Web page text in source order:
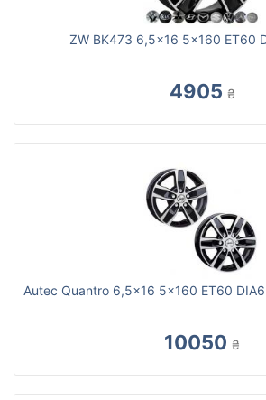
ZW BK473 6,5x16 5x160 ET60
4905 ₴
Autec Quantro 6,5x16 5x160 ET60
10050 ₴